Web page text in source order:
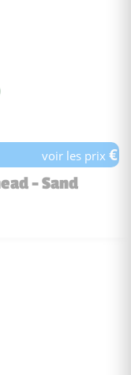
voir les prix€
- Sand